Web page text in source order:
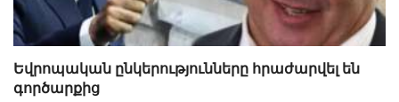
Եվրոպական ընկերությունները հրաժարվել են
գործարքից